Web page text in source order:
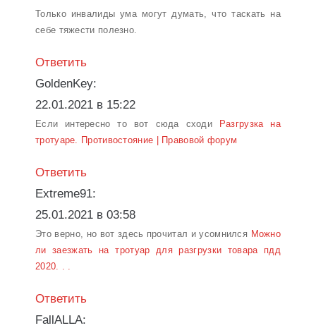
Только инвалиды ума могут думать, что таскать на
себе тяжести полезно.
Ответить
GoldenKey:
22.01.2021 в 15:22
Если интересно то вот сюда сходи
Разгрузка на
тротуаре. Противостояние | Правовой форум
Ответить
Extreme91:
25.01.2021 в 03:58
Это верно, но вот здесь прочитал и усомнился Можно
ли заезжать на тротуар для разгрузки товара пдд
2020. . .
Ответить
FallALLA: